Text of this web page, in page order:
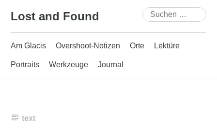
Lost and Found
Suchen
nach:
Am Glacis Overshoot-Notizen Orte Lektüre
Portraits Werkzeuge Journal
text